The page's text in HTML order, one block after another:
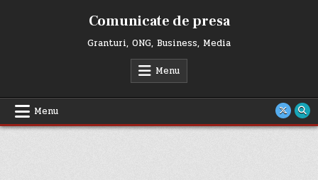
Comunicate de presa
Granturi, ONG, Business, Media
Menu
Menu